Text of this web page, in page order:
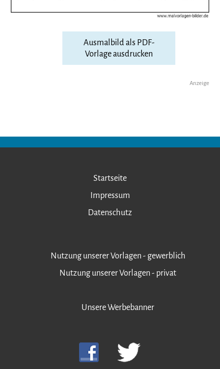
Ausmalbild als PDF-
Vorlage ausdrucken
Anzeige
Startseite
Impressum
Datenschutz
Nutzung unserer Vorlagen - gewerblich
Nutzung unserer Vorlagen - privat
Unsere Werbebanner